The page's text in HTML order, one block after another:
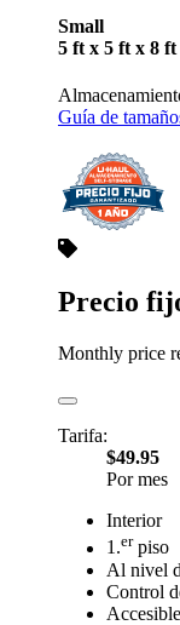
Small
5 ft x 5 ft x 8 ft
Guía de
Precio
Monthly price
Tarifa:
$49.95
Por mes
Interior
1.erpiso
Al nivel
Control